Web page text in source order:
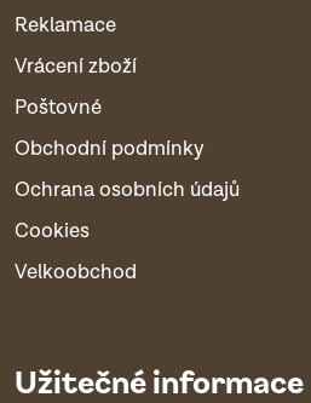
Reklamace
Vrácení zboží
Poštovné
Obchodní podmínky
Ochrana osobních údajů
Cookies
Velkoobchod
Užitečné informace